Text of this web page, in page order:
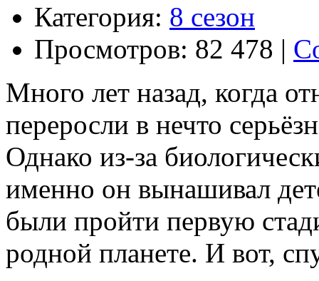
Категория: 8 сезон
Просмотров: 82 478 |
Много лет назад, когда
переросли в нечто
Однако из-за
именно он вынашивал
были пройти первую
родной планете. И вот,